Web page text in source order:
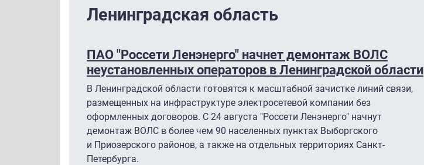
Ленинградская область
ПАО "Россети Ленэнерго" начнет демонтаж ВОЛС
неустановленных операторов в Ленинградской области
В Ленинградской области готовятся к масштабной зачистке линий связи,
размещенных на инфраструктуре электросетевой компании без
оформленных договоров. С 24 августа "Россети Ленэнерго" начнут
демонтаж ВОЛС в более чем 90 населенных пунктах Выборгского
и Приозерского районов, а также на отдельных территориях Санкт-
Петербурга.